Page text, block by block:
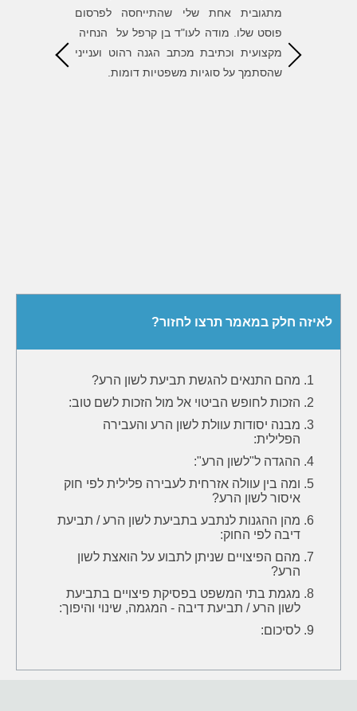
מתגובית אחת שלי שהתייחסה לפרסום
פוסט שלו. מודה לעו"ד בן קרפל על הנחיה
מקצועית וכתיבת מכתב הגנה רהוט וענייני
שהסתמך על סוגיות משפטיות דומות.
לאיזה חלק במאמר תרצו לחזור?
מהם התנאים להגשת תביעת לשון הרע?
הזכות לחופש הביטוי אל מול הזכות לשם טוב:
מבנה יסודות עוולת לשון הרע והעבירה
הפלילית:
ההגדה ל"לשון הרע":
ומה בין עוולה אזרחית לעבירה פלילית לפי חוק
איסור לשון הרע?
מהן ההגנות לנתבע בתביעת לשון הרע / תביעת
דיבה לפי החוק:
מהם הפיצויים שניתן לתבוע על הואצת לשון
הרע?
מגמת בתי המשפט בפסיקת פיצויים בתביעת
לשון הרע / תביעת דיבה - המגמה, שינוי והיפוך:
לסיכום: